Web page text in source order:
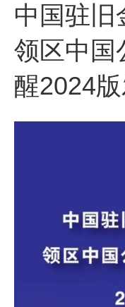
中国驻旧
领区中国
醒2024